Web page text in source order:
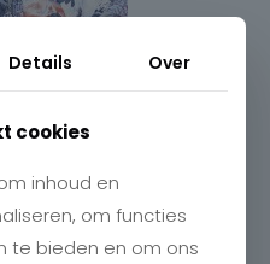
Details Over
cookies
inhoud en
om functies
te bieden en om ons